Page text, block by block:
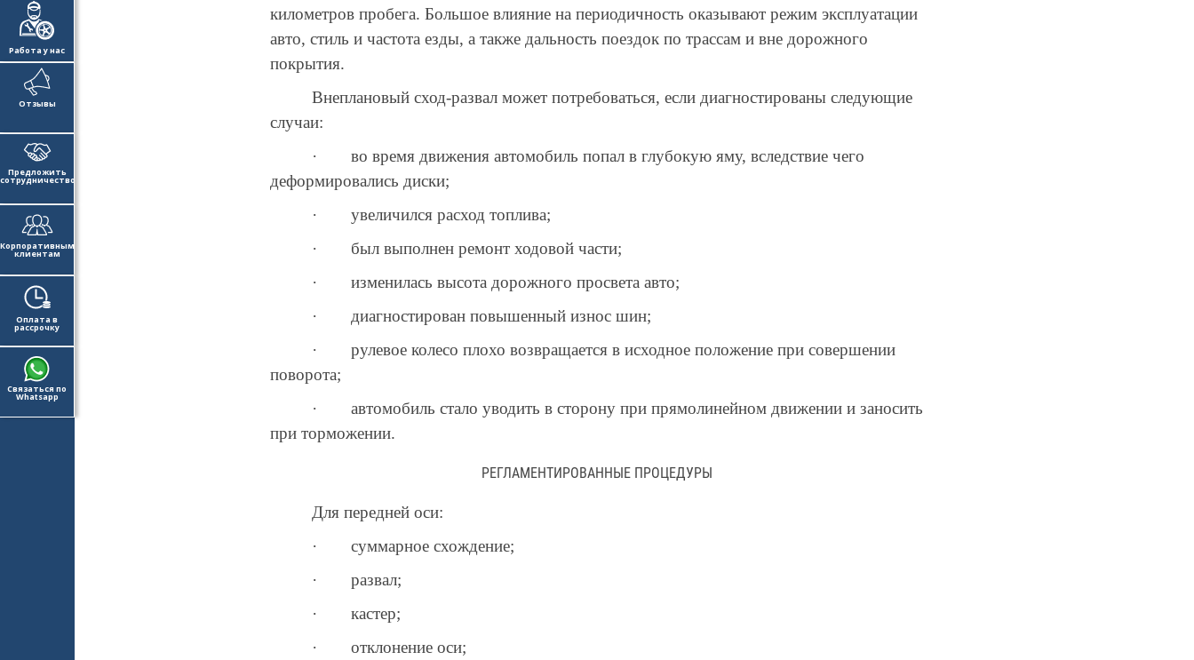
километров пробега. Большое влияние на периодичность оказывают режим эксплуатации
авто, стиль и частота езды, а также дальность поездок по трассам и вне дорожного
покрытия.
Внеплановый сход-развал может потребоваться, если диагностированы следующие
случаи:
·
во время движения автомобиль попал в глубокую яму, вследствие чего
деформировались диски;
·
увеличился расход топлива;
·
был выполнен ремонт ходовой части;
·
изменилась высота дорожного просвета авто;
·
диагностирован повышенный износ шин;
·
рулевое колесо плохо возвращается в исходное положение при совершении
поворота;
·
автомобиль стало уводить в сторону при прямолинейном движении и заносить
при торможении.
РЕГЛАМЕНТИРОВАННЫЕ ПРОЦЕДУРЫ
Для передней оси:
·
суммарное схождение;
·
развал;
·
кастер;
·
отклонение оси;
Работа у нас
Отзывы
Предложить
сотрудничество
Корпоративным
клиентам
Оплата в
рассрочку
Связаться по
Whatsapp